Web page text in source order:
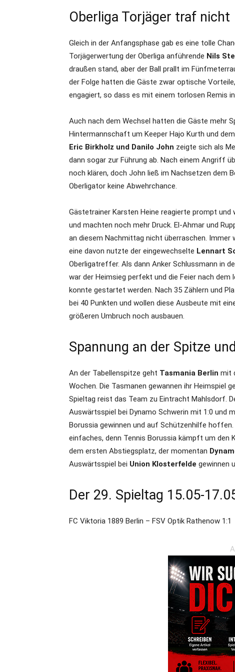
Oberliga Torjäger traf nicht
Gleich in der Anfangsphase gab es eine tolle
Torjägerwertung der Oberliga anführende Nils
draußen stand, aber der Ball prallt im
der Folge hatten die Gäste zwar optische
engagiert, so dass es mit einem torlosen Remis
Auch nach dem Wechsel hatten die Gäste mehr
Hintermannschaft um Keeper Hajo Kurth und
Eric Birkholz und Danilo John zeigte sich als
dann sogar zur Führung ab. Nach einem Angriff
noch klären, doch John ließ im Nachsetzen dem
Oberligator keine Abwehrchance.
Gästetrainer Karsten Heine reagierte prompt und
und machten noch mehr Druck. El-Ahmar und
an diesem Nachmittag nicht überraschen.
eine davon nutzte der eingewechselte Lennart
Oberligatreffer. Als dann Anker Schlussmann in
war der Heimsieg perfekt und die Feier nach
konnte gestartet werden. Nach 35 Zählern und
bei 40 Punkten und wollen diese Ausbeute mit
größeren Umbruch noch ausbauen.
Spannung an der Spitze
An der Tabellenspitze geht Tasmania Berlin mit
Wochen. Die Tasmanen gewannen ihr Heimspiel
Spieltag reist das Team zu Eintracht Mahlsdorf.
Auswärtsspiel bei Dynamo Schwerin mit 1:0 und
Borussia gewinnen und auf Schützenhilfe hoffen.
einfaches, denn Tennis Borussia kämpft um den
dem ersten Abstiegsplatz, der momentan
Auswärtsspiel bei Union Klosterfelde gewinnen
Der 29. Spieltag 15.05-
FC Viktoria 1889 Berlin – FSV Optik Rathenow 1:1